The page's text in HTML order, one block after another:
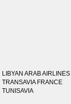
LIBYAN ARAB AIRLINES
TRANSAVIA FRANCE
TUNISAVIA